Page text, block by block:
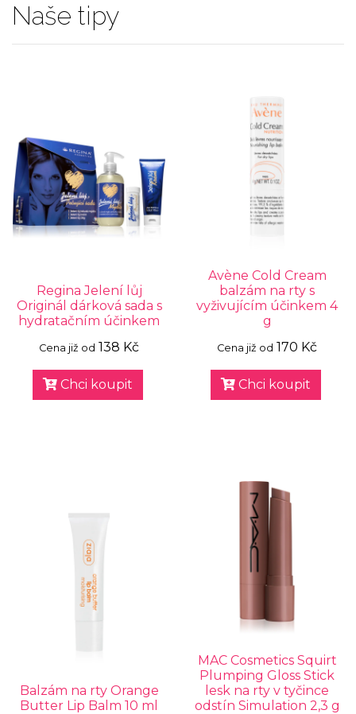
Naše tipy
Regina Jelení lůj
Originál dárková sada s
hydratačním účinkem
Cena již od 138 Kč
Chci koupit
Avène Cold Cream
balzám na rty s
vyživujícím účinkem 4
g
Cena již od 170 Kč
Chci koupit
Balzám na rty Orange
Butter Lip Balm 10 ml
MAC Cosmetics Squirt
Plumping Gloss Stick
lesk na rty v tyčince
odstín Simulation 2,3 g